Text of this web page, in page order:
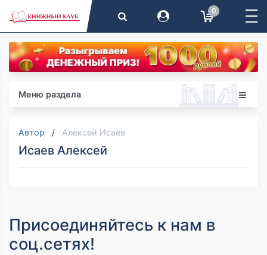
0
Меню раздела
Автор Алексей Исаев
Исаев Алексей
Присоединяйтесь к нам в
соц.сетях!